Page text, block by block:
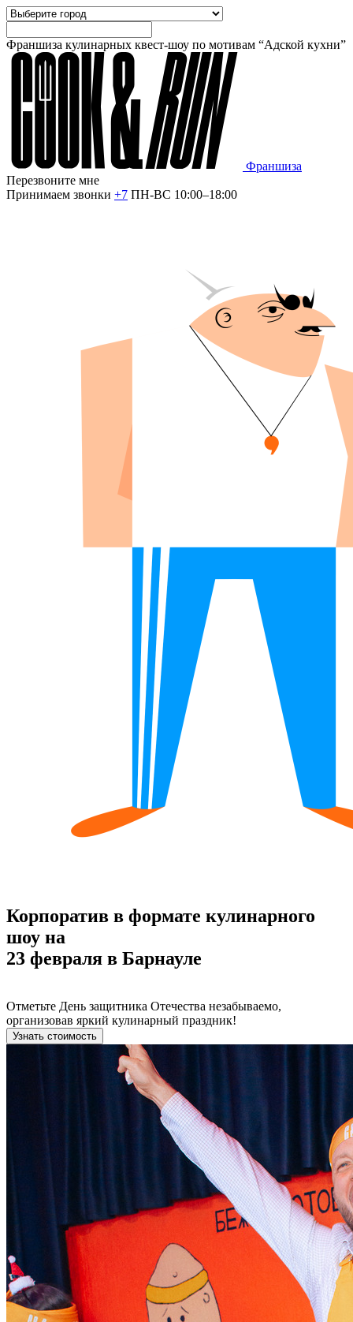
Франшиза кулинарных квест-шоу по мотивам “Адской кухни”
Франшиза
Перезвоните мне
Принимаем звонки +7 ПН-ВС 10:00–18:00
Корпоратив в формате кулинарного
шоу на
23 февраля в Барнауле
Отметьте День защитника Отечества незабываемо,
организовав яркий кулинарный праздник!
Узнать стоимость